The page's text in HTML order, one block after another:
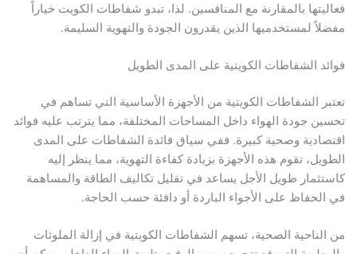
بالمقارنة مع المنافسين. لذا، تبدو شفاطات الكويت خياراً
لمستخدميها الذين يقدرون الجودة والتهوية السليمة.
الشفاطات الكويتية على المدى الطويل
الشفاطات الكويتية من الأجهزة الأساسية التي تساهم في
جودة الهواء داخل المساحات المختلفة، مما يترتب عليه فوائد
وصحية كبيرة. ففي سياق فائدة الشفاطات على المدى
تقوم هذه الأجهزة بزيادة كفاءة التهوية، مما ينظر إليه
طويل الأجل يساعد في تقليل تكاليف الطاقة والمساهمة
على الأجواء الباردة أو دافئة حسب الحاجة.
الصحية، تسهم الشفاطات الكويتية في إزالة الملوثات